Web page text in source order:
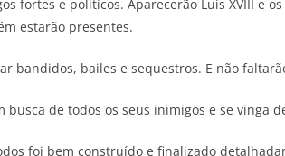
fortes e políticos. Aparecerão Luís XVIII e
estarão presentes.
bandidos, bailes e sequestros. E não
busca de todos os seus inimigos e se vinga
foi bem construído e finalizado